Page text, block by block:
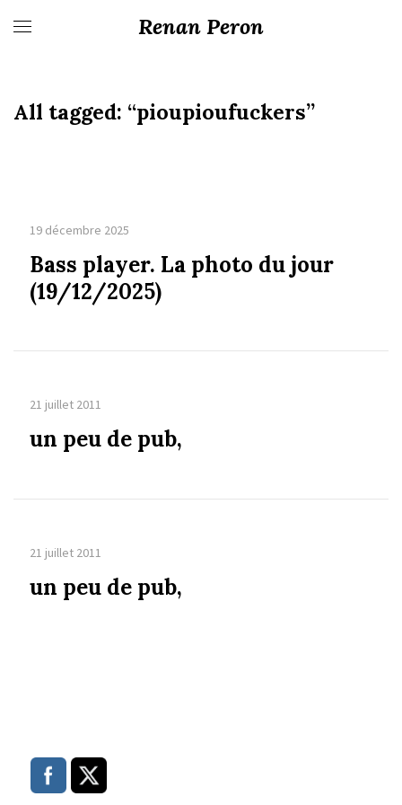
Renan Peron
All tagged: “pioupioufuckers”
19 décembre 2025
Bass player. La photo du jour
(19/12/2025)
21 juillet 2011
un peu de pub,
21 juillet 2011
un peu de pub,